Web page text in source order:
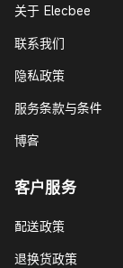
关于 Elecbee
联系我们
隐私政策
服务条款与条件
博客
客户服务
配送政策
退换货政策